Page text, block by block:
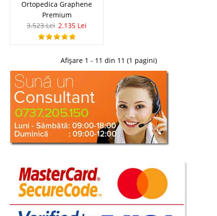
Momentan indisponibil
Adauga la Favorite
-39%
Pat tapitat de Lux gri antracit cu
iluminare - Quantum Prime modern
Pat tapitat gri antracit de Lux modern cu somiera si lada Quantum Prime ⭐
Pret cu transport gratuit Bucuresti Pat tapitat modern cu sistem de
iluminare pt. noptiere stanga dreapta si incarcare USB recomandat in
amenajare dormitor matrimonial de lux pe stil mode..
Ortopedica Graphene
Premium
3.523 Lei 2.135 Lei
Afișare 1 - 11 din 11 (1 pagini)